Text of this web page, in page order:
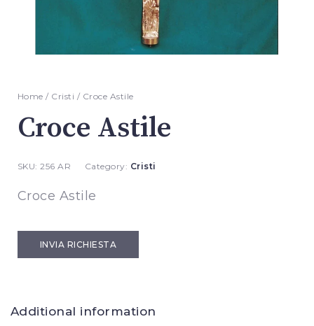
Home / Cristi / Croce Astile
Croce Astile
SKU:256 AR Category: Cristi
Croce Astile
INVIA RICHIESTA
Additional information